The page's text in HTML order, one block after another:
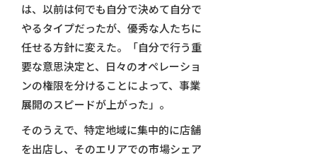
は、以前は何でも自分で決めて自分で
やるタイプだったが、優秀な人たちに
任せる方針に変えた。「自分で行う重
要な意思決定と、日々のオペレーショ
ンの権限を分けることによって、事業
展開のスピードが上がった」。
そのうえで、特定地域に集中的に店舗
を出店し、そのエリアでの市場シェア